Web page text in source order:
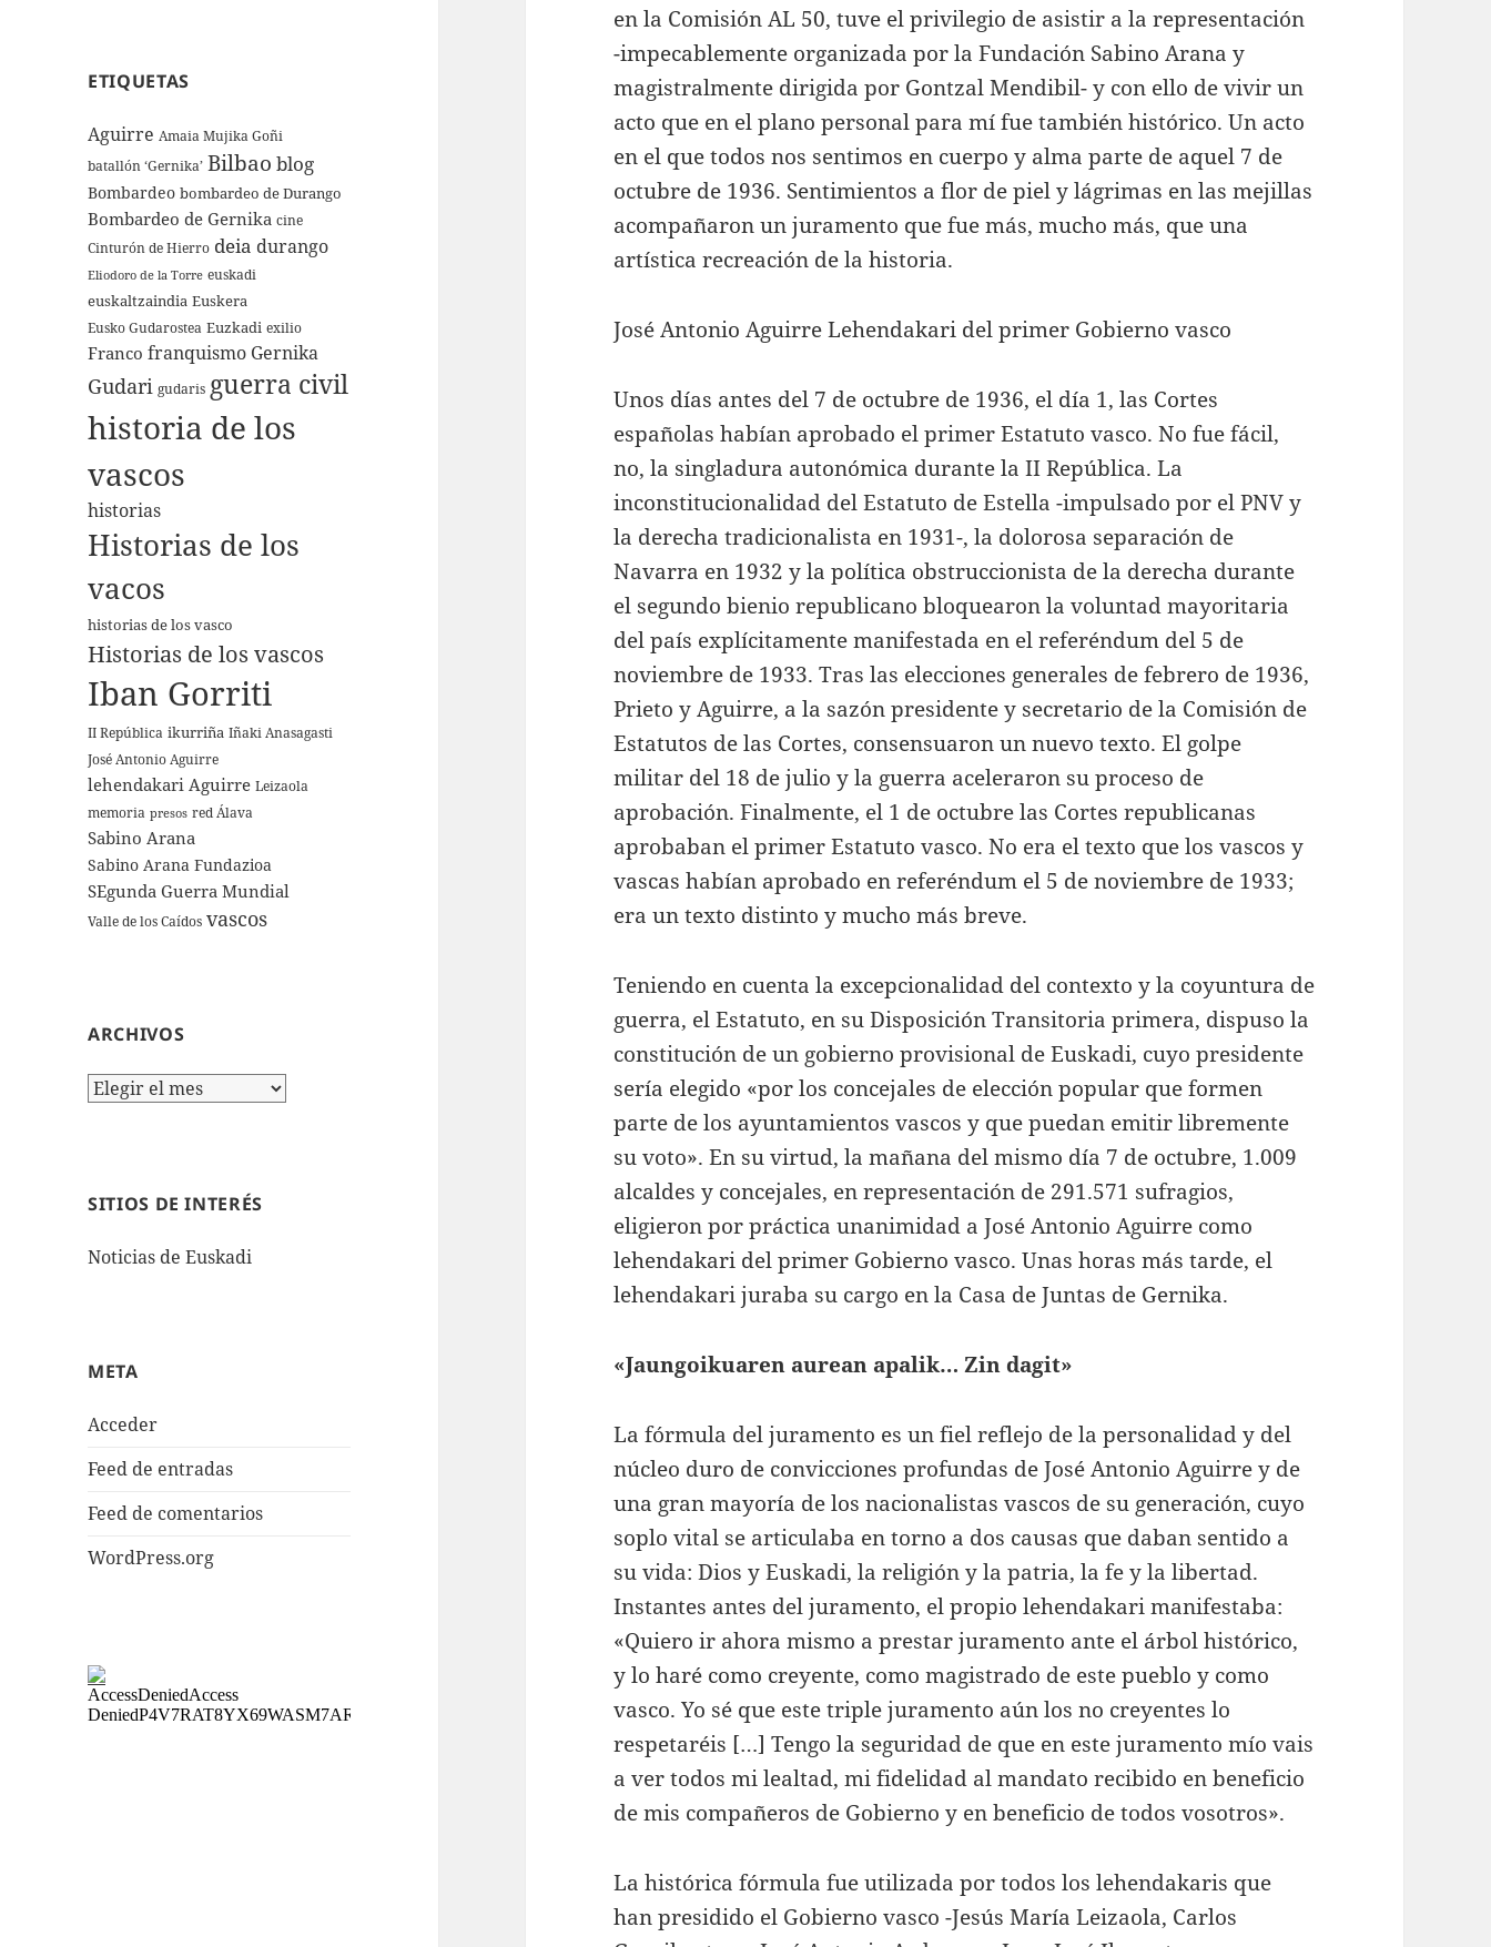
ETIQUETAS
Aguirre Amaia Mujika Goñi
batallón ‘Gernika’ Bilbao blog
Bombardeo bombardeo de Durango
Bombardeo de Gernika cine
Cinturón de Hierro deia durango
Eliodoro de la Torre euskadi
euskaltzaindia Euskera
Eusko Gudarostea Euzkadi exilio
Franco franquismo Gernika
Gudari gudaris guerra civil
historia de los
vascos
historias
Historias de los
vacos
historias de los vasco
Historias de los vascos
Iban Gorriti
II República ikurriña Iñaki Anasagasti
José Antonio Aguirre
lehendakari Aguirre Leizaola
memoria presos red Álava
Sabino Arana
Sabino Arana Fundazioa
SEgunda Guerra Mundial
Valle de los Caídos vascos
ARCHIVOS
Archivos
SITIOS DE INTERÉS
Noticias de Euskadi
META
Acceder
Feed de entradas
Feed de comentarios
WordPress.org
en la Comisión AL 50, tuve el privilegio de asistir a la representación
-impecablemente organizada por la Fundación Sabino Arana y
magistralmente dirigida por Gontzal Mendibil- y con ello de vivir un
acto que en el plano personal para mí fue también histórico. Un acto
en el que todos nos sentimos en cuerpo y alma parte de aquel 7 de
octubre de 1936. Sentimientos a flor de piel y lágrimas en las mejillas
acompañaron un juramento que fue más, mucho más, que una
artística recreación de la historia.
José Antonio Aguirre Lehendakari del primer Gobierno vasco
Unos días antes del 7 de octubre de 1936, el día 1, las Cortes
españolas habían aprobado el primer Estatuto vasco. No fue fácil,
no, la singladura autonómica durante la II República. La
inconstitucionalidad del Estatuto de Estella -impulsado por el PNV y
la derecha tradicionalista en 1931-, la dolorosa separación de
Navarra en 1932 y la política obstruccionista de la derecha durante
el segundo bienio republicano bloquearon la voluntad mayoritaria
del país explícitamente manifestada en el referéndum del 5 de
noviembre de 1933. Tras las elecciones generales de febrero de 1936,
Prieto y Aguirre, a la sazón presidente y secretario de la Comisión de
Estatutos de las Cortes, consensuaron un nuevo texto. El golpe
militar del 18 de julio y la guerra aceleraron su proceso de
aprobación. Finalmente, el 1 de octubre las Cortes republicanas
aprobaban el primer Estatuto vasco. No era el texto que los vascos y
vascas habían aprobado en referéndum el 5 de noviembre de 1933;
era un texto distinto y mucho más breve.
Teniendo en cuenta la excepcionalidad del contexto y la coyuntura de
guerra, el Estatuto, en su Disposición Transitoria primera, dispuso la
constitución de un gobierno provisional de Euskadi, cuyo presidente
sería elegido «por los concejales de elección popular que formen
parte de los ayuntamientos vascos y que puedan emitir libremente
su voto». En su virtud, la mañana del mismo día 7 de octubre, 1.009
alcaldes y concejales, en representación de 291.571 sufragios,
eligieron por práctica unanimidad a José Antonio Aguirre como
lehendakari del primer Gobierno vasco. Unas horas más tarde, el
lehendakari juraba su cargo en la Casa de Juntas de Gernika.
«Jaungoikuaren aurean apalik… Zin dagit»
La fórmula del juramento es un fiel reflejo de la personalidad y del
núcleo duro de convicciones profundas de José Antonio Aguirre y de
una gran mayoría de los nacionalistas vascos de su generación, cuyo
soplo vital se articulaba en torno a dos causas que daban sentido a
su vida: Dios y Euskadi, la religión y la patria, la fe y la libertad.
Instantes antes del juramento, el propio lehendakari manifestaba:
«Quiero ir ahora mismo a prestar juramento ante el árbol histórico,
y lo haré como creyente, como magistrado de este pueblo y como
vasco. Yo sé que este triple juramento aún los no creyentes lo
respetaréis […] Tengo la seguridad de que en este juramento mío vais
a ver todos mi lealtad, mi fidelidad al mandato recibido en beneficio
de mis compañeros de Gobierno y en beneficio de todos vosotros».
La histórica fórmula fue utilizada por todos los lehendakaris que
han presidido el Gobierno vasco -Jesús María Leizaola, Carlos